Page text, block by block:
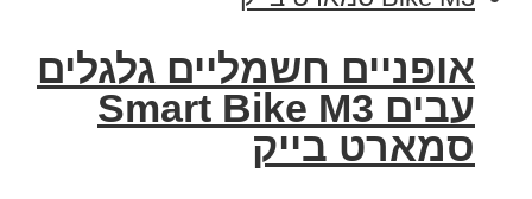
אופניים חשמליים גלגלים
עבים Smart Bike M3
סמארט בייק